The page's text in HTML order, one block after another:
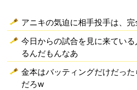
アニキの気迫に相手投手は、
今日からの試合を見に来てい
るんだもんなあ
金本はバッティングだけだっ
だろw